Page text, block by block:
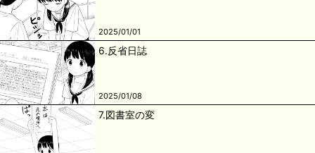
2025/01/01
6.反省日誌
2025/01/08
7.図書室の変